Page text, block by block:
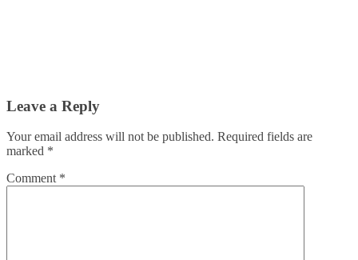
Leave a Reply
Your email address will not be published. Required fields are
marked *
Comment *